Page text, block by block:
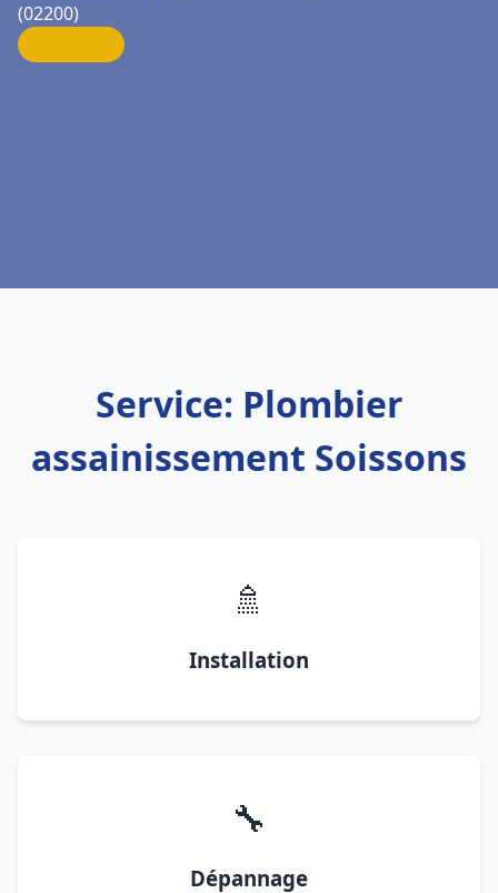
(02200)
Service: Plombier
assainissement Soissons
🚿
Installation
🔧
Dépannage